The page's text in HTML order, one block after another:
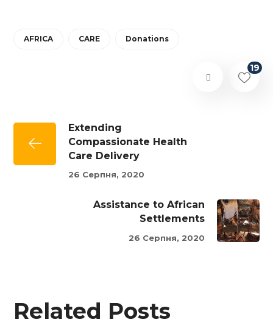
AFRICA CARE Donations
19
Extending
Compassionate Health
Care Delivery
26 Серпня, 2020
Assistance to African
Settlements
26 Серпня, 2020
Related Posts